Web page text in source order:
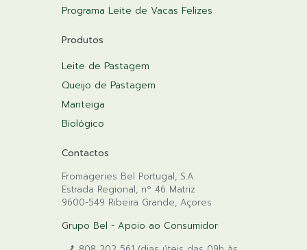
Programa Leite de Vacas Felizes
Produtos
Leite de Pastagem
Queijo de Pastagem
Manteiga
Biológico
Contactos
Fromageries Bel Portugal, S.A.
Estrada Regional, nº 46 Matriz
9600-549 Ribeira Grande, Açores
Grupo Bel - Apoio ao Consumidor